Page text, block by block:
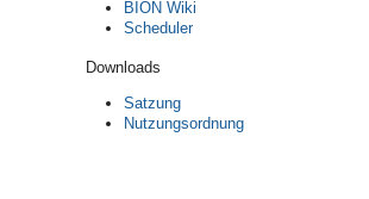
BION Wiki
Scheduler
Downloads
Satzung
Nutzungsordnung